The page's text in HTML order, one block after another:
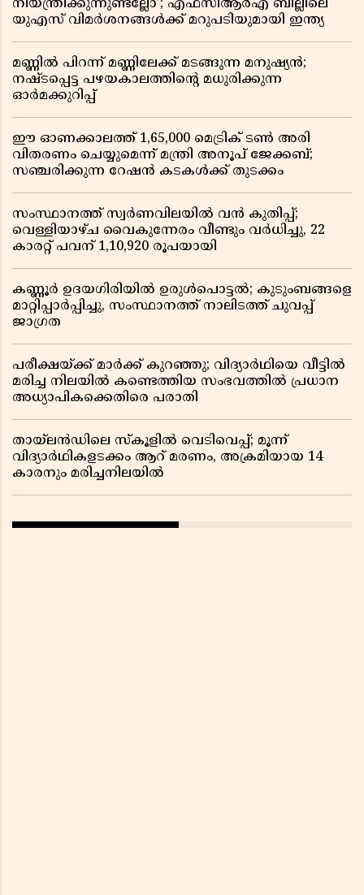
നിയന്ത്രിക്കുന്നുണ്ടല്ലോ’; എഫ്സിആർഎ ബില്ലിലെ
യുഎസ് വിമർശനങ്ങൾക്ക് മറുപടിയുമായി ഇന്ത്യ
മണ്ണിൽ പിറന്ന് മണ്ണിലേക്ക് മടങ്ങുന്ന മനുഷ്യൻ;
നഷ്ടപ്പെട്ട പഴയകാലത്തിൻ്റെ മധുരിക്കുന്ന
ഓർമക്കുറിപ്പ്
ഈ ഓണക്കാലത്ത് 1,65,000 മെട്രിക് ടൺ അരി
വിതരണം ചെയ്യുമെന്ന് മന്ത്രി അനൂപ് ജേക്കബ്;
സഞ്ചരിക്കുന്ന റേഷൻ കടകൾക്ക് തുടക്കം
സംസ്ഥാനത്ത് സ്വർണവിലയിൽ വൻ കുതിപ്പ്;
വെള്ളിയാഴ്ച വൈകുന്നേരം വീണ്ടും വർധിച്ചു, 22
കാരറ്റ് പവന് 1,10,920 രൂപയായി
കണ്ണൂർ ഉദയഗിരിയിൽ ഉരുൾപൊട്ടൽ; കുടുംബങ്ങളെ
മാറ്റിപ്പാർപ്പിച്ചു, സംസ്ഥാനത്ത് നാലിടത്ത് ചുവപ്പ്
ജാഗ്രത
പരീക്ഷയ്ക്ക് മാർക്ക് കുറഞ്ഞു; വിദ്യാർഥിയെ വീട്ടിൽ
മരിച്ച നിലയിൽ കണ്ടെത്തിയ സംഭവത്തിൽ പ്രധാന
അധ്യാപികക്കെതിരെ പരാതി
തായ്‌ലൻഡിലെ സ്‌കൂളിൽ വെടിവെപ്പ്; മൂന്ന്
വിദ്യാർഥികളടക്കം ആറ് മരണം, അക്രമിയായ 14
കാരനും മരിച്ചനിലയിൽ